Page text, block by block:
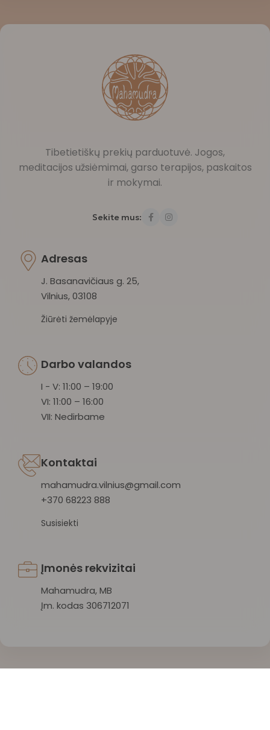
Tibetietiškų prekių parduotuvė. Jogos,
meditacijos užsiėmimai, garso terapijos, paskaitos
ir mokymai.
Sekite mus:
Adresas
J. Basanavičiaus g. 25,
Vilnius, 03108
Žiūrėti žemėlapyje
Darbo valandos
I - V: 11:00 – 19:00
VI: 11:00 – 16:00
VII: Nedirbame
Kontaktai
mahamudra.vilnius@gmail.com
+370 68223 888
Susisiekti
Įmonės rekvizitai
Mahamudra, MB
Įm. kodas 306712071